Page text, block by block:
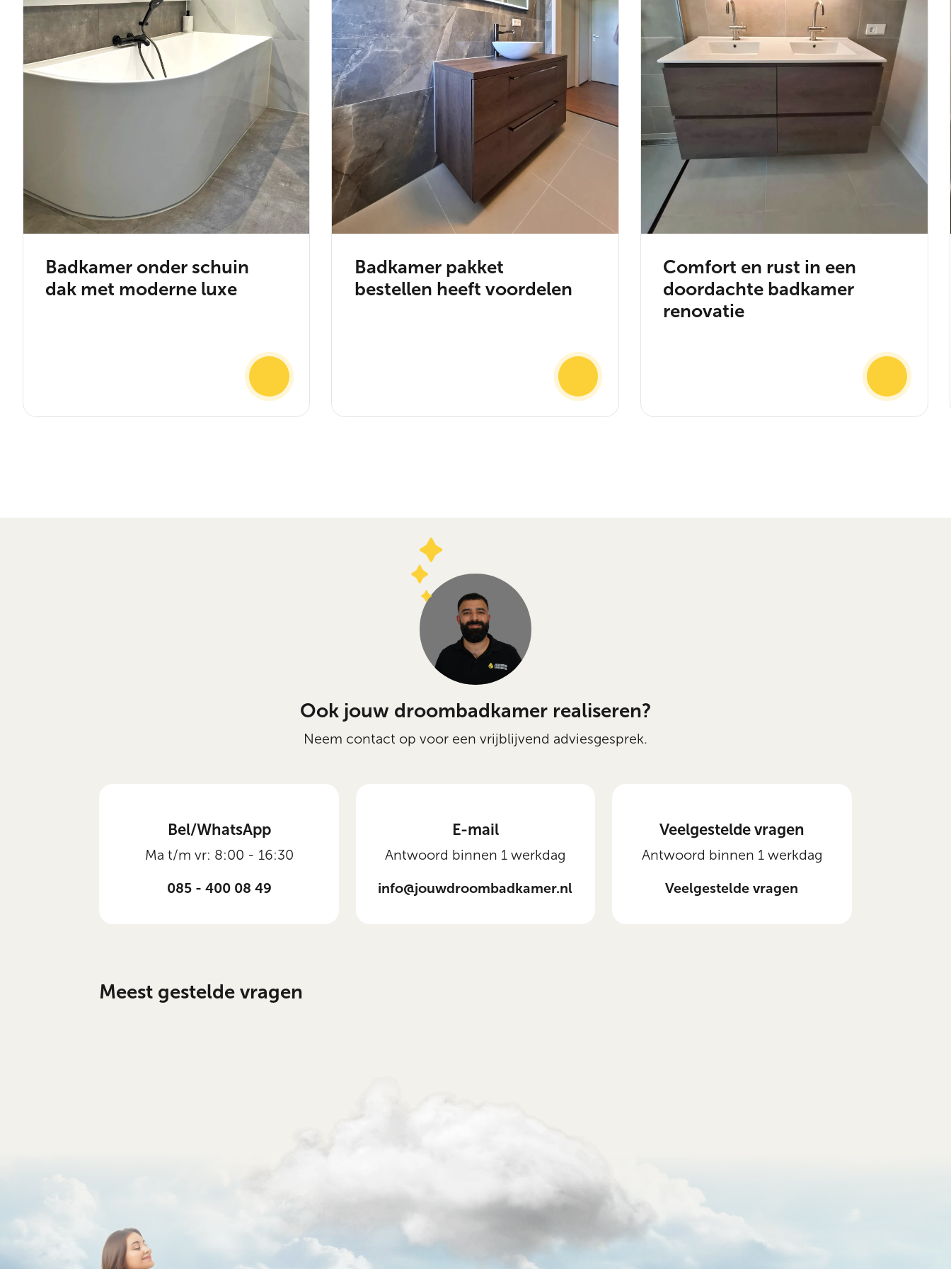
Badkamer onder schuin
dak met moderne luxe
Badkamer pakket
bestellen heeft voordelen
Comfort en rust in een
doordachte badkamer
renovatie
Ook jouw droombadkamer realiseren?
Neem contact op voor een vrijblijvend adviesgesprek.
Bel/WhatsApp
Ma t/m vr: 8:00 - 16:30
085 - 400 08 49
E-mail
Antwoord binnen 1 werkdag
info@jouwdroombadkamer.nl
Veelgestelde vragen
Antwoord binnen 1 werkdag
Veelgestelde vragen
Meest gestelde vragen